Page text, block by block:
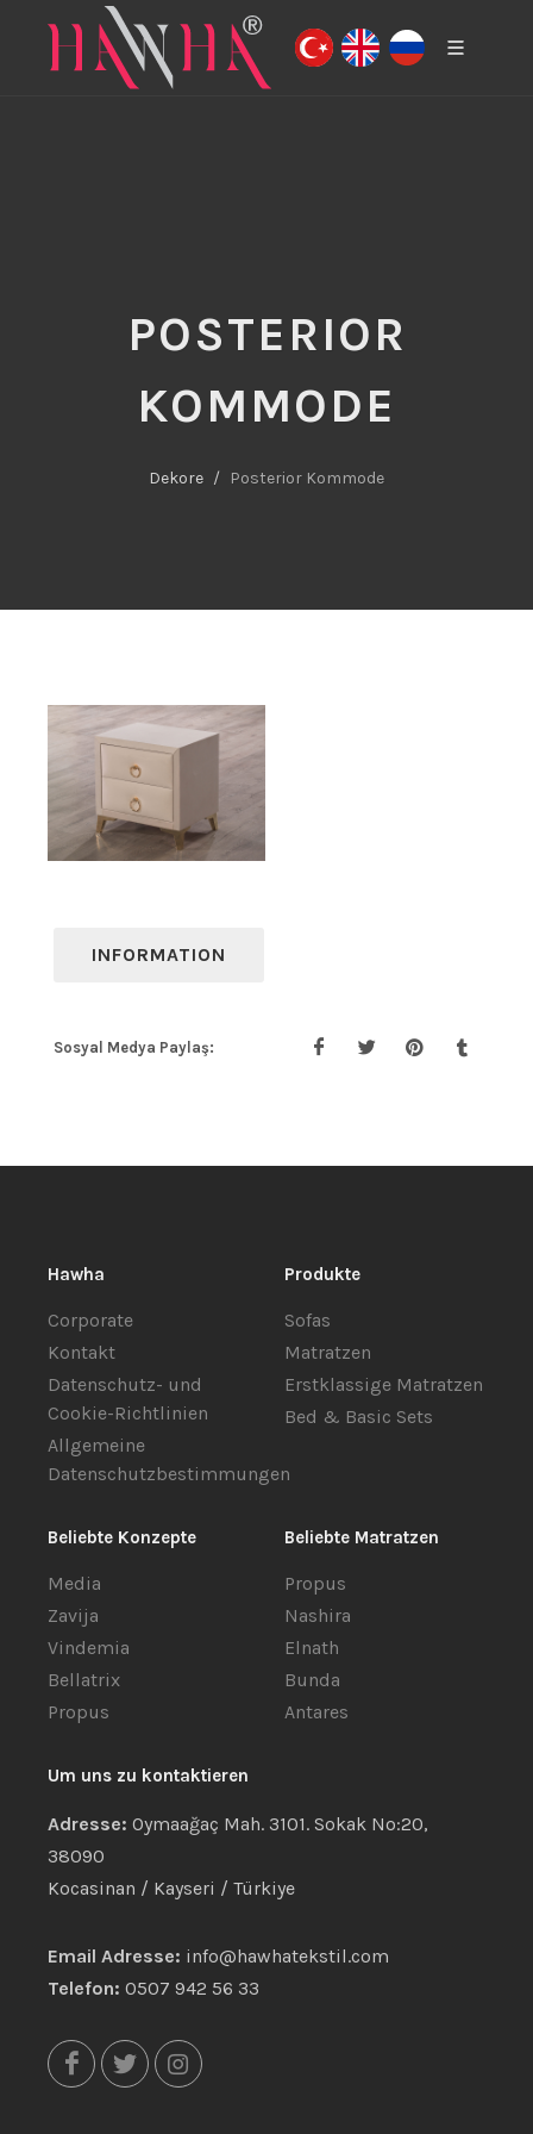
POSTERIOR
KOMMODE
Dekore Posterior Kommode
INFORMATION
Sosyal Medya Paylaş:
Hawha
Corporate
Kontakt
Datenschutz- und
Cookie-Richtlinien
Allgemeine
Datenschutzbestimmungen
Produkte
Sofas
Matratzen
Erstklassige Matratzen
Bed & Basic Sets
Beliebte Konzepte
Media
Zavija
Vindemia
Bellatrix
Propus
Beliebte Matratzen
Propus
Nashira
Elnath
Bunda
Antares
Um uns zu kontaktieren
Adresse: Oymaağaç Mah. 3101. Sokak No:20,
38090
Kocasinan / Kayseri / Türkiye
Email Adresse: info@hawhatekstil.com
Telefon: 0507 942 56 33